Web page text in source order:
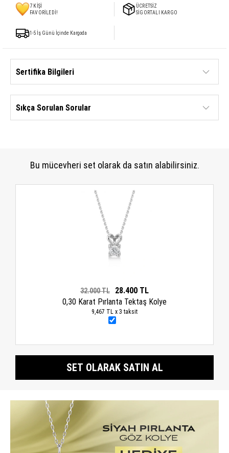
7 KİŞİ
FAVORİLEDİ!
ÜCRETSİZ
SİGORTALI KARGO
1-5 İş Günü İçinde Kargoda
Sertifika Bilgileri
Sıkça Sorulan Sorular
Bu mücevheri set olarak da satın alabilirsiniz.
32.000 TL
28.400 TL
0,30 Karat Pırlanta Tektaş Kolye
9,467 TL x 3 taksit
SET OLARAK SATIN AL